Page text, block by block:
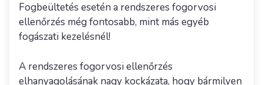
Fogbeültetés esetén a rendszeres fogorvosi
ellenőrzés még fontosabb, mint más egyéb
fogászati kezelésnél!
A rendszeres fogorvosi ellenőrzés
elhanyagolásának nagy kockázata, hogy bármilyen